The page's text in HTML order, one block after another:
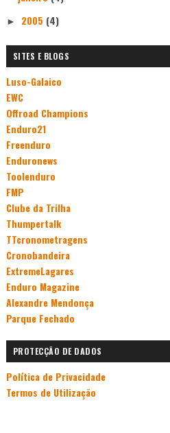
► 2005 (4)
SITES E BLOGS
Luso-Galaico
EWC
Offroad Champions
Enduro21
Freenduro
Enduronews
Toolenduro
FMP
Clube da Trilha
Thumpertalk
TTcronometragens
Cronobandeira
ExtremeLagares
Enduro Magazine
Alexandre Mendonça
Parque Fechado
PROTECÇÃO DE DADOS
Política de Privacidade
Termos de Utilização